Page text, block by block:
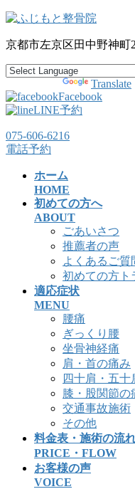
コ
テ
ン
ツ
へ
ス
ッ
プ
ナ
ゲ
ー
シ
ョ
ン
移
動
京都市左京区田中野神町
Translate
Facebook
LINE予約
075-606-6216
電話予約
ホーム
HOME
初めての方へ
ABOUT
ごあいさつ
推薦者の声
よくあるご質
初めての方ト
適応症状
MENU
腰痛
ぎっくり腰
坐骨神経痛
肩・首の痛み
四十肩・五十
膝・股関節の
交通事故施術
その他
料金表・施術の流
PRICE・FLOW
お客様の声
VOICE